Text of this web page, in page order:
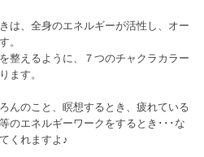
は、全身のエネルギーが活性し、オー
。
整えるように、７つのチャクラカラー
ます。
んのこと、瞑想するとき、疲れている
のエネルギーワークをするとき･･･な
くれますよ♪